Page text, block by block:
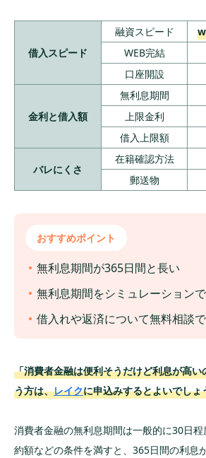
借入スピード
融資スピード
WEB完結
口座開設
金利と借入額
無利息期間
上限金利
借入上限額
バレにくさ
在籍確認方法
郵送物
おすすめポイント
無利息期間が365日間と長い
無利息期間をシミュレーション
借入れや返済について無料相談
「消費者金融は便利そうだけど利息が高
う方は、レイクに申込みするとよいでしょ
消費者金融の無利息期間は一般的に30日程
約額などの条件を満すと、365日間の利息